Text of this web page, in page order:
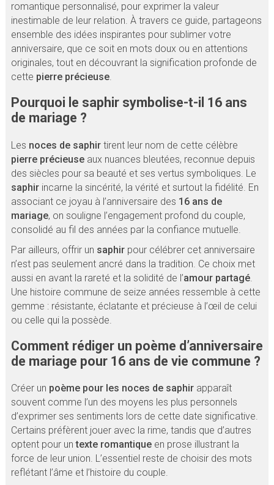
romantique personnalisé, pour exprimer la valeur
inestimable de leur relation. À travers ce guide, partageons
ensemble des idées inspirantes pour sublimer votre
anniversaire, que ce soit en mots doux ou en attentions
originales, tout en découvrant la signification profonde de
cette pierre précieuse.
Pourquoi le saphir symbolise-t-il 16 ans
de mariage ?
Les noces de saphirtirent leur nom de cette célèbre
pierre précieuseaux nuances bleutées, reconnue depuis
des siècles pour sa beauté et ses vertus symboliques. Le
saphirincarne la sincérité, la vérité et surtout la fidélité. En
associant ce joyau à l’anniversaire des 16 ans de
mariage, on souligne l’engagement profond du couple,
consolidé au fil des années par la confiance mutuelle.
Par ailleurs, offrir un saphirpour célébrer cet anniversaire
n’est pas seulement ancré dans la tradition. Ce choix met
aussi en avant la rareté et la solidité de l’amour partagé.
Une histoire commune de seize années ressemble à cette
gemme : résistante, éclatante et précieuse à l’œil de celui
ou celle qui la possède.
Comment rédiger un poème d’anniversaire
de mariage pour 16 ans de vie commune ?
Créer un poème pour les noces de saphirapparaît
souvent comme l’un des moyens les plus personnels
d’exprimer ses sentiments lors de cette date significative.
Certains préfèrent jouer avec la rime, tandis que d’autres
optent pour untexte romantiqueen prose illustrant la
force de leur union. L’essentiel reste de choisir des mots
reflétant l’âme et l’histoire du couple.